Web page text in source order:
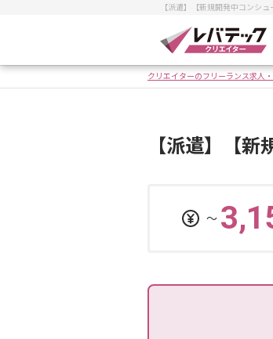
【派遣】【新規開発中コンシ
クリエイターのフリーランス求人
【派遣】【
〜